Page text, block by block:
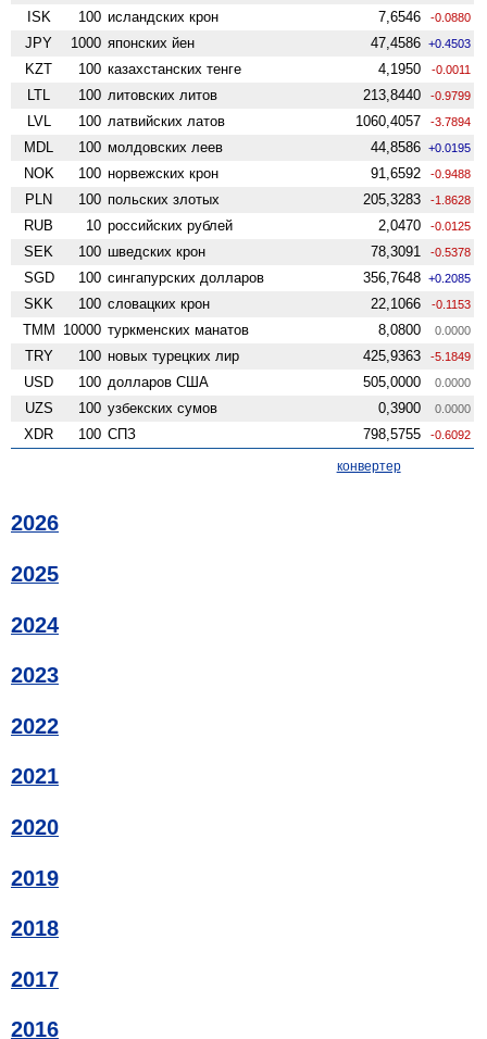
ISK 100 исландских крон 7,6546 -0.0880
JPY 1000 японских йен 47,4586 +0.4503
KZT 100 казахстанских тенге 4,1950 -0.0011
LTL 100 литовских литов 213,8440 -0.9799
LVL 100 латвийских латов 1060,4057 -3.7894
MDL 100 молдовских леев 44,8586 +0.0195
NOK 100 норвежских крон 91,6592 -0.9488
PLN 100 польских злотых 205,3283 -1.8628
RUB 10 российских рублей 2,0470 -0.0125
SEK 100 шведских крон 78,3091 -0.5378
SGD 100 сингапурских долларов 356,7648 +0.2085
SKK 100 словацких крон 22,1066 -0.1153
TMM 10000 туркменских манатов 8,0800 0.0000
TRY 100 новых турецких лир 425,9363 -5.1849
USD 100 долларов США 505,0000 0.0000
UZS 100 узбекских сумов 0,3900 0.0000
XDR 100 СПЗ 798,5755 -0.6092
конвертер
2026
2025
2024
2023
2022
2021
2020
2019
2018
2017
2016